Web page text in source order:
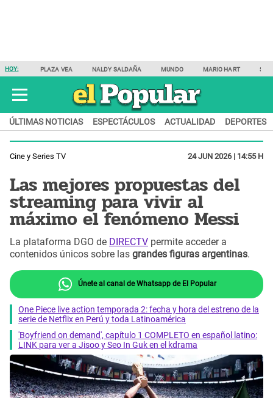
HOY: PLAZA VEA NALDY SALDAÑA MUNDO MARIO HART
ÚLTIMAS NOTICIAS ESPECTÁCULOS ACTUALIDAD DEPORTES
Cine y Series TV 24 JUN 2026 | 14:55 H
Las mejores propuestas del
streaming para vivir al
máximo el fenómeno Messi
La plataforma DGO de DIRECTV permite acceder a
contenidos únicos sobre las grandes figuras argentinas.
Únete al canal de Whatsapp de El Popular
One Piece live action temporada 2: fecha y hora del estreno de la
serie de Netflix en Perú y toda Latinoamérica
'Boyfriend on demand', capítulo 1 COMPLETO en español latino:
LINK para ver a Jisoo y Seo In Guk en el kdrama